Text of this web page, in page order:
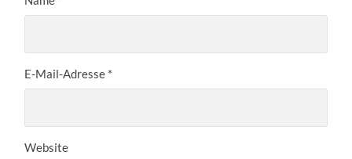
E-Mail-Adresse *
Website